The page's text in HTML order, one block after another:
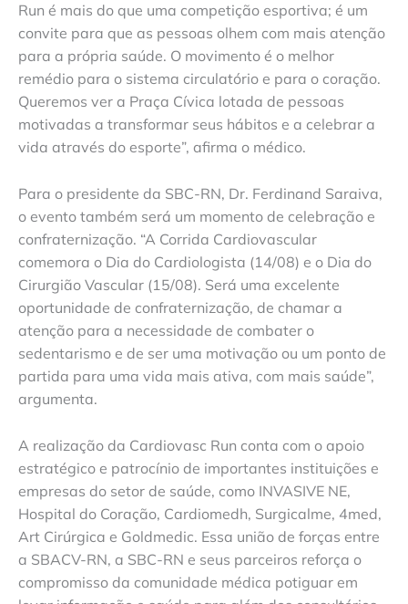
Run é mais do que uma competição esportiva; é um
convite para que as pessoas olhem com mais atenção
para a própria saúde. O movimento é o melhor
remédio para o sistema circulatório e para o coração.
Queremos ver a Praça Cívica lotada de pessoas
motivadas a transformar seus hábitos e a celebrar a
vida através do esporte”, afirma o médico.
Para o presidente da SBC-RN, Dr. Ferdinand Saraiva,
o evento também será um momento de celebração e
confraternização. “A Corrida Cardiovascular
comemora o Dia do Cardiologista (14/08) e o Dia do
Cirurgião Vascular (15/08). Será uma excelente
oportunidade de confraternização, de chamar a
atenção para a necessidade de combater o
sedentarismo e de ser uma motivação ou um ponto de
partida para uma vida mais ativa, com mais saúde”,
argumenta.
A realização da Cardiovasc Run conta com o apoio
estratégico e patrocínio de importantes instituições e
empresas do setor de saúde, como INVASIVE NE,
Hospital do Coração, Cardiomedh, Surgicalme, 4med,
Art Cirúrgica e Goldmedic. Essa união de forças entre
a SBACV-RN, a SBC-RN e seus parceiros reforça o
compromisso da comunidade médica potiguar em